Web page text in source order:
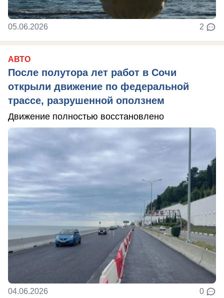
05.06.2026 2
АВТО
После полутора лет работ в Сочи
открыли движение по федеральной
трассе, разрушенной оползнем
Движение полностью восстановлено
04.06.2026 0